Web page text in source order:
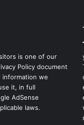
is one of our
Policy document
we
it, in full
AdSense
laws.